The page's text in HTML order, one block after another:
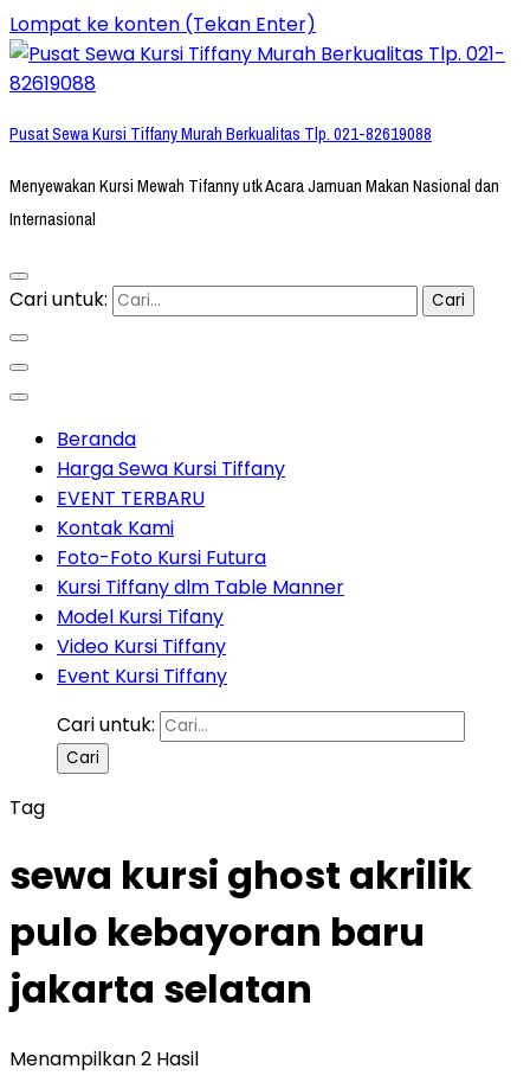
Lompat ke konten (Tekan Enter)
Pusat Sewa Kursi Tiffany Murah Berkualitas Tlp. 021-82619088
Menyewakan Kursi Mewah Tifanny utk Acara Jamuan Makan Nasional dan
Internasional
Cari untuk:
Beranda
Harga Sewa Kursi Tiffany
EVENT TERBARU
Kontak Kami
Foto-Foto Kursi Futura
Kursi Tiffany dlm Table Manner
Model Kursi Tifany
Video Kursi Tiffany
Event Kursi Tiffany
Cari untuk:
Tag
sewa kursi ghost akrilik
pulo kebayoran baru
jakarta selatan
Menampilkan 2 Hasil